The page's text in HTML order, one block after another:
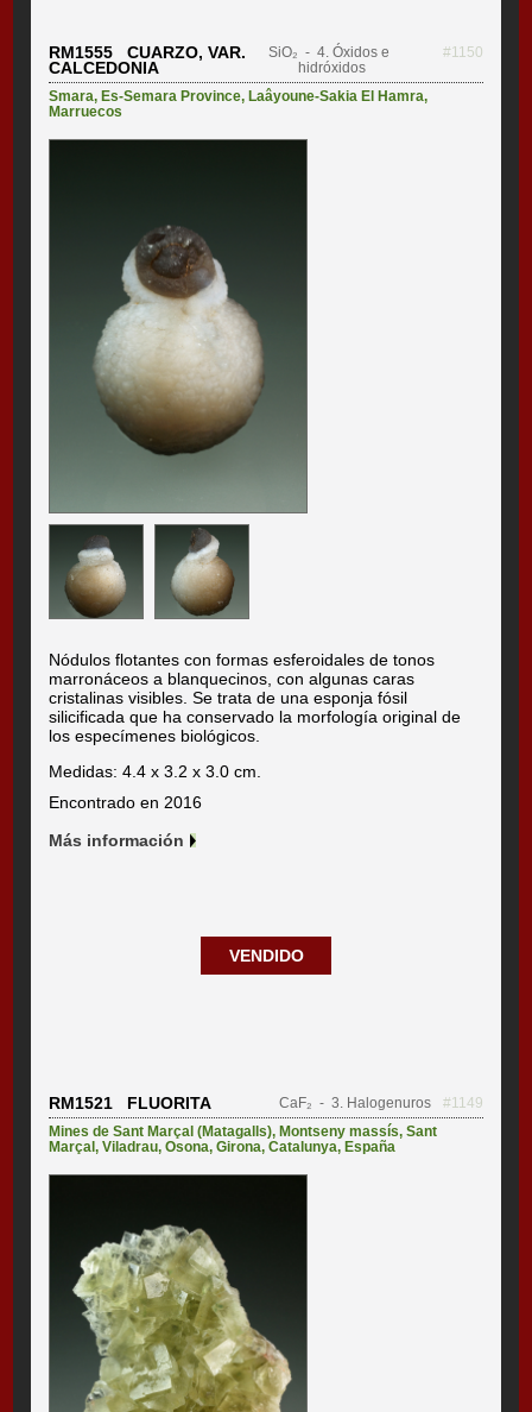
RM1555 CUARZO, VAR.
CALCEDONIA
SiO₂ - 4. Óxidos e
hidróxidos
#1150
Smara, Es-Semara Province, Laâyoune-Sakia El Hamra,
Marruecos
Nódulos flotantes con formas esferoidales de tonos
marronáceos a blanquecinos, con algunas caras
cristalinas visibles. Se trata de una esponja fósil
silicificada que ha conservado la morfología original de
los especímenes biológicos.
Medidas: 4.4 x 3.2 x 3.0 cm.
Encontrado en 2016
Más información
VENDIDO
RM1521 FLUORITA CaF₂ - 3. Halogenuros
#1149
Mines de Sant Marçal (Matagalls),Montseny massís,Sant
Marçal,Viladrau,Osona,Girona,Catalunya,España